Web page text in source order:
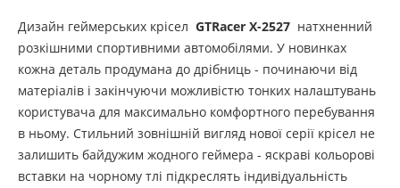
Дизайн геймерських крісел GTRacer X-2527 натхненний
розкішними спортивними автомобілями. У новинках
кожна деталь продумана до дрібниць - починаючи від
матеріалів і закінчуючи можливістю тонких налаштувань
користувача для максимально комфортного перебування
в ньому. Стильний зовнішній вигляд нової серії крісел не
залишить байдужим жодного геймера - яскраві кольорові
вставки на чорному тлі підкреслять індивідуальність